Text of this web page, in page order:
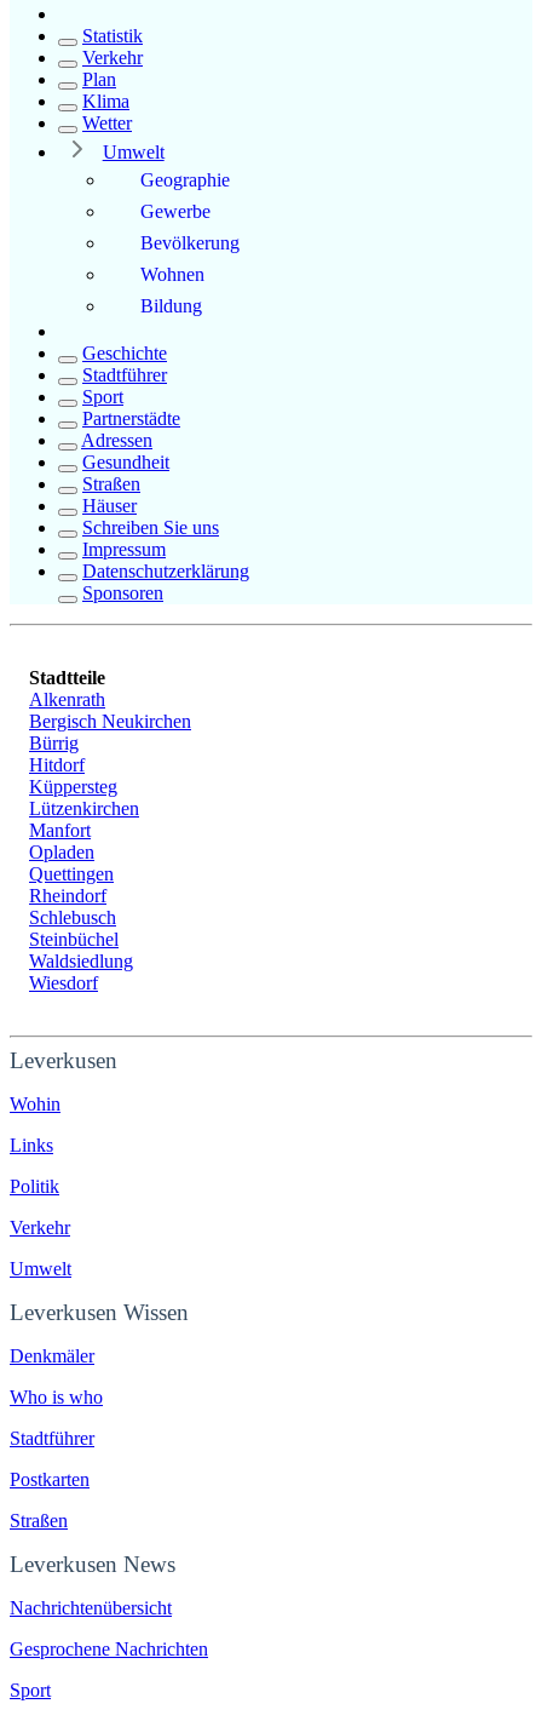
Statistik
Verkehr
Plan
Klima
Wetter
Umwelt
Geographie
Gewerbe
Bevölkerung
Wohnen
Bildung
Geschichte
Stadtführer
Sport
Partnerstädte
Adressen
Gesundheit
Straßen
Häuser
Schreiben Sie uns
Impressum
Datenschutzerklärung
Sponsoren
Stadtteile
Alkenrath
Bergisch Neukirchen
Bürrig
Hitdorf
Küppersteg
Lützenkirchen
Manfort
Opladen
Quettingen
Rheindorf
Schlebusch
Steinbüchel
Waldsiedlung
Wiesdorf
Leverkusen
Wohin
Links
Politik
Verkehr
Umwelt
Leverkusen Wissen
Denkmäler
Who is who
Stadtführer
Postkarten
Straßen
Leverkusen News
Nachrichtenübersicht
Gesprochene Nachrichten
Sport